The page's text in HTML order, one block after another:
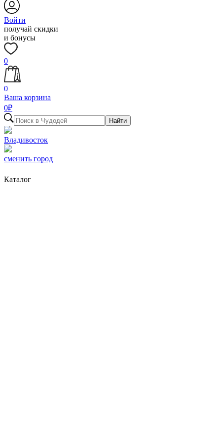
Войти
получай скидки
и бонусы
0
0
Ваша корзина
0₽
Найти
Владивосток
сменить город
Каталог